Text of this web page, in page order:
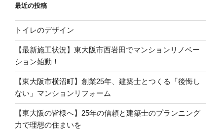
ン
最近の投稿
トイレのデザイン
【最新施工状況】東大阪市西岩田でマンションリノベー
ション始動！
【東大阪市横沼町】創業25年、建築士とつくる「後悔し
ない」マンションリフォーム
【東大阪の皆様へ】25年の信頼と建築士のプランニング
力で理想の住まいを